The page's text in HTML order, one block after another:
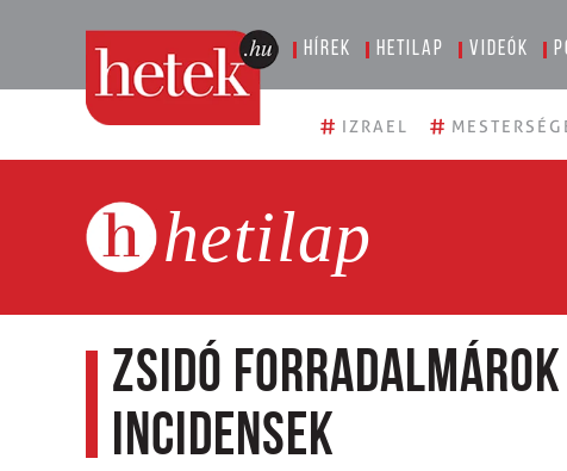
Hírek Hetilap Videók
# IZRAEL #
hetilap
Zsidó
incidensek